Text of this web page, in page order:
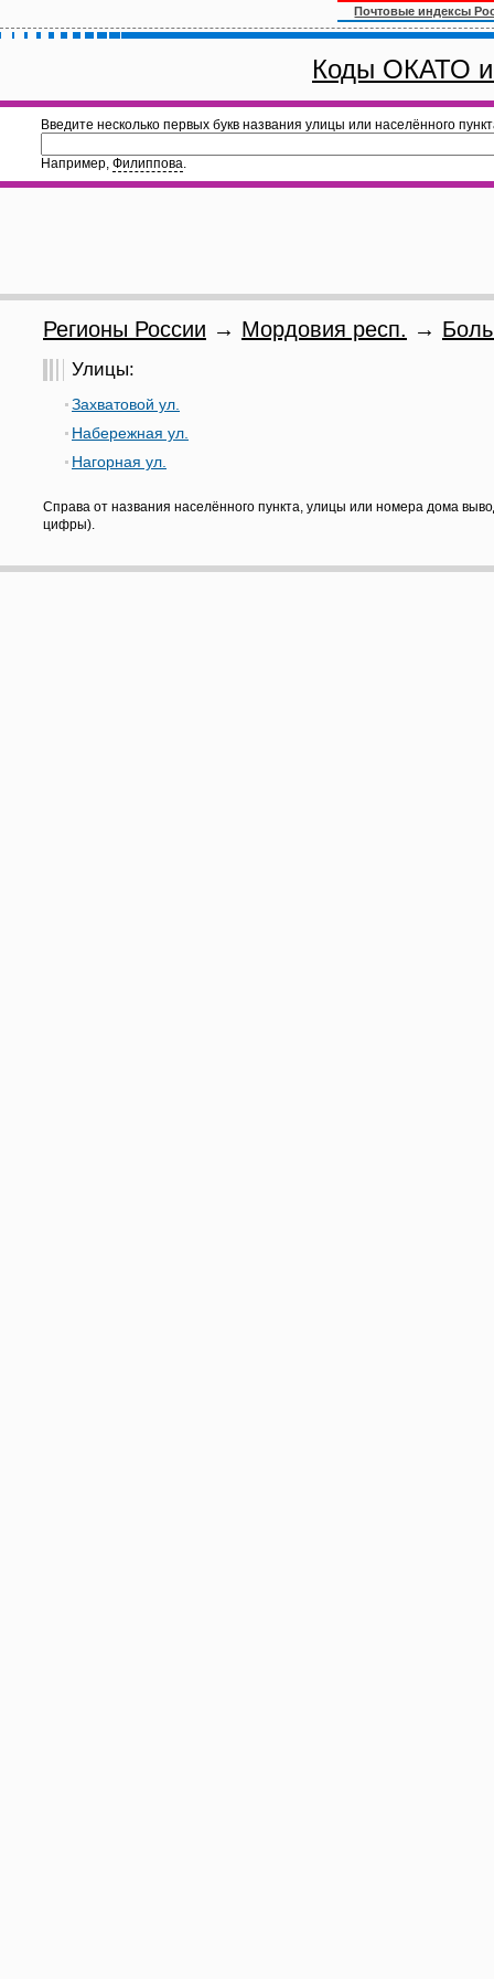
Почтовые индексы
Коды ОКАТО
Введите несколько первых букв названия улицы или населённого
Например, Филиппова.
Регионы России → Мордовия респ. →
Улицы:
Захватовой ул.
Набережная ул.
Нагорная ул.
Справа от названия населённого пункта, улицы или номера дома
цифры).